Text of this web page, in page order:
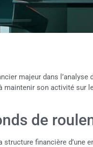
majeur dans l’analyse
maintenir son activité sur
de
structure financière d’une